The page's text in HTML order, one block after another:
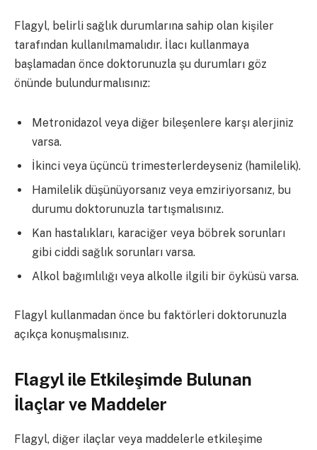
Flagyl, belirli sağlık durumlarına sahip olan kişiler
tarafından kullanılmamalıdır. İlacı kullanmaya
başlamadan önce doktorunuzla şu durumları göz
önünde bulundurmalısınız:
Metronidazol veya diğer bileşenlere karşı alerjiniz
varsa.
İkinci veya üçüncü trimesterlerdeyseniz (hamilelik).
Hamilelik düşünüyorsanız veya emziriyorsanız, bu
durumu doktorunuzla tartışmalısınız.
Kan hastalıkları, karaciğer veya böbrek sorunları
gibi ciddi sağlık sorunları varsa.
Alkol bağımlılığı veya alkolle ilgili bir öyküsü varsa.
Flagyl kullanmadan önce bu faktörleri doktorunuzla
açıkça konuşmalısınız.
Flagyl ile Etkileşimde Bulunan
İlaçlar ve Maddeler
Flagyl, diğer ilaçlar veya maddelerle etkileşime